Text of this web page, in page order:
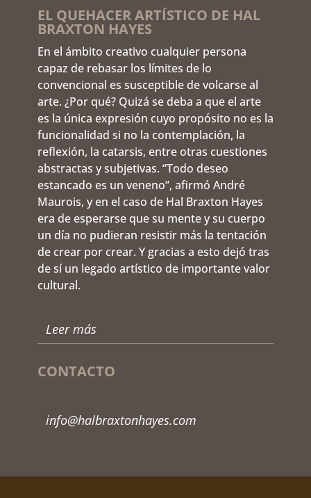
EL QUEHACER ARTÍSTICO DE HAL
BRAXTON HAYES
En el ámbito creativo cualquier persona
capaz de rebasar los límites de lo
convencional es susceptible de volcarse al
arte. ¿Por qué? Quizá se deba a que el arte
es la única expresión cuyo propósito no es la
funcionalidad si no la contemplación, la
reflexión, la catarsis, entre otras cuestiones
abstractas y subjetivas. “Todo deseo
estancado es un veneno”, afirmó André
Maurois, y en el caso de Hal Braxton Hayes
era de esperarse que su mente y su cuerpo
un día no pudieran resistir más la tentación
de crear por crear. Y gracias a esto dejó tras
de sí un legado artístico de importante valor
cultural.
Leer más
CONTACTO
info@halbraxtonhayes.com